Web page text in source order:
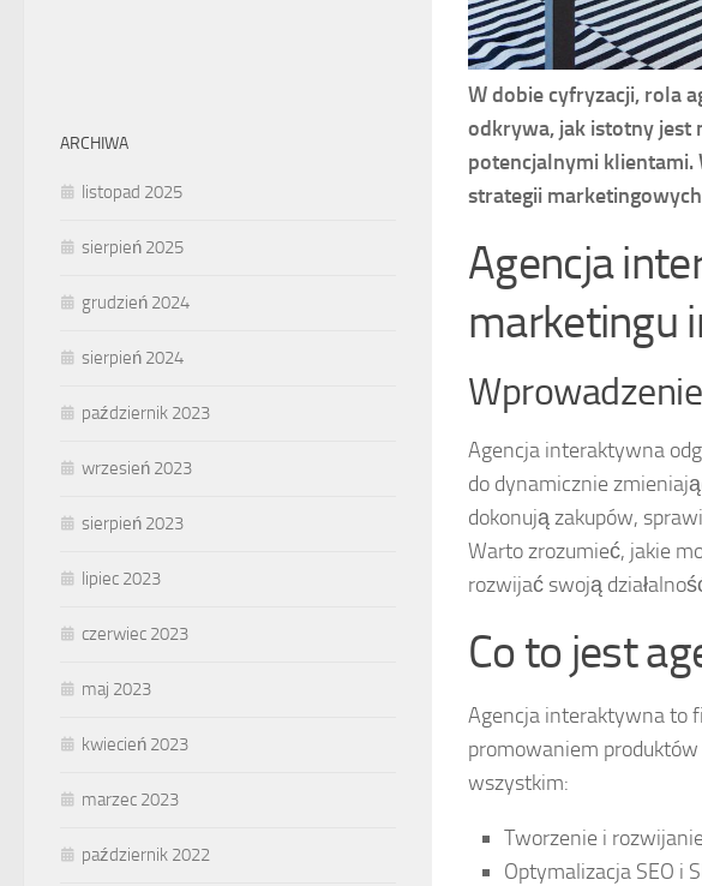
W dobie cyfryzacji, rola
odkrywa, jak istotny jest
potencjalnymi klientami.
strategii
Agencja
marketingu
Wprowadzenie
Agencja interaktywna
do dynamicznie
dokonują zakupów,
Warto zrozumieć, jakie
rozwijać swoją
Co to jest
Agencja interaktywna to
promowaniem produktów
wszystkim:
Tworzenie i
Optymalizacja SEO i
ARCHIWA
listopad 2025
sierpień 2025
grudzień 2024
sierpień 2024
październik 2023
wrzesień 2023
sierpień 2023
lipiec 2023
czerwiec 2023
maj 2023
kwiecień 2023
marzec 2023
październik 2022